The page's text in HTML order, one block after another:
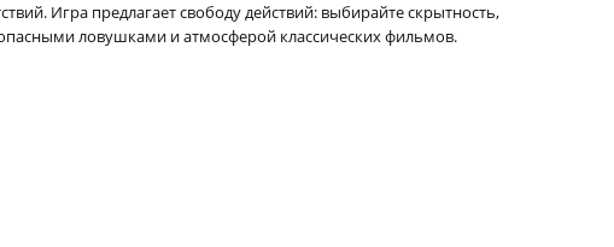
Игра предлагает свободу действий: выбирайте скрытность,
ловушками и атмосферой классических фильмов.